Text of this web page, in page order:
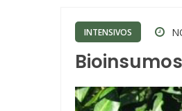
INTENSIVOS